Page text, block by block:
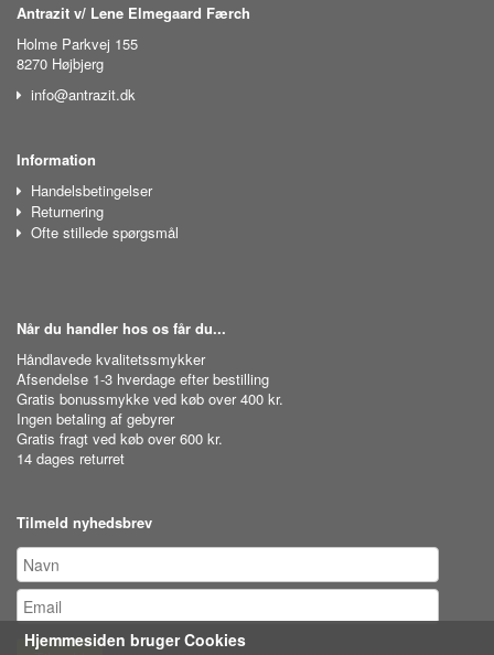
Antrazit v/ Lene Elmegaard Færch
Holme Parkvej 155
8270 Højbjerg
info@antrazit.dk
Information
Handelsbetingelser
Returnering
Ofte stillede spørgsmål
Når du handler hos os får du...
Håndlavede kvalitetssmykker
Afsendelse 1-3 hverdage efter bestilling
Gratis bonussmykke ved køb over 400 kr.
Ingen betaling af gebyrer
Gratis fragt ved køb over 600 kr.
14 dages returret
Tilmeld nyhedsbrev
Hjemmesiden bruger Cookies